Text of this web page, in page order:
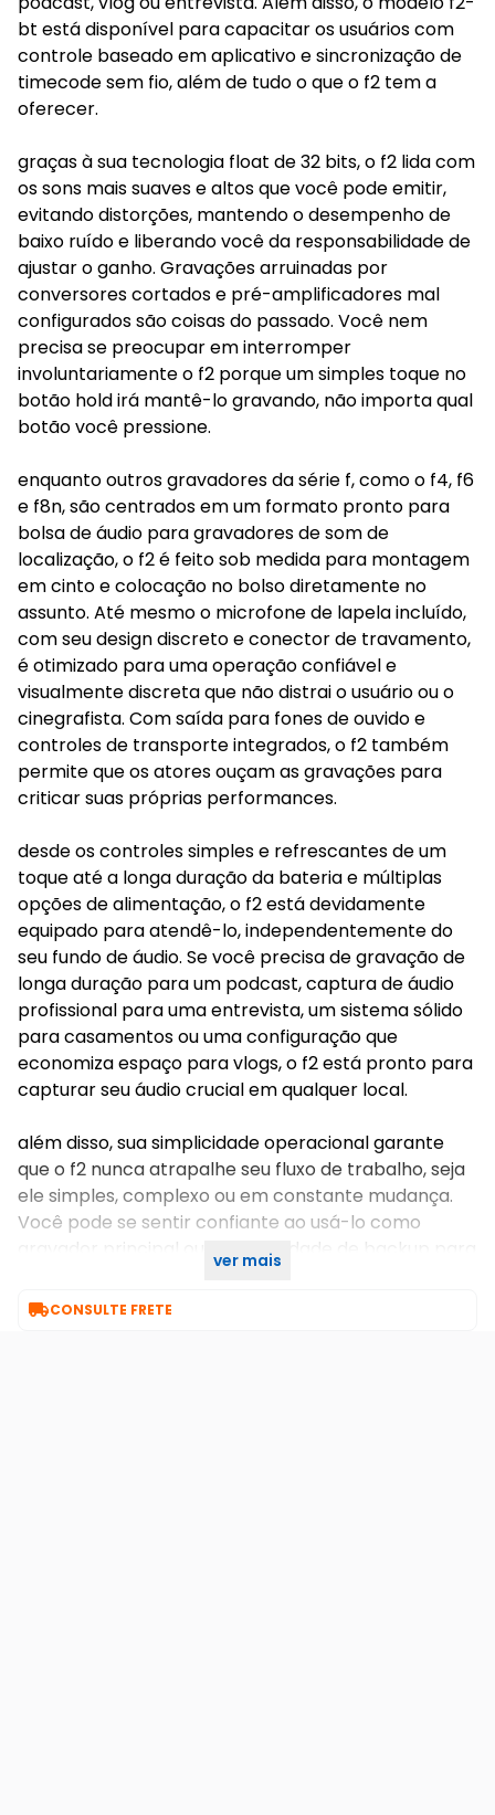
bt está disponível para capacitar os usuários com
controle baseado em aplicativo e sincronização de
timecode sem fio, além de tudo o que o f2 tem a
oferecer.
graças à sua tecnologia float de 32 bits, o f2 lida com
os sons mais suaves e altos que você pode emitir,
evitando distorções, mantendo o desempenho de
baixo ruído e liberando você da responsabilidade de
ajustar o ganho. Gravações arruinadas por
conversores cortados e pré-amplificadores mal
configurados são coisas do passado. Você nem
precisa se preocupar em interromper
involuntariamente o f2 porque um simples toque no
botão hold irá mantê-lo gravando, não importa qual
botão você pressione.
enquanto outros gravadores da série f, como o f4, f6
e f8n, são centrados em um formato pronto para
bolsa de áudio para gravadores de som de
localização, o f2 é feito sob medida para montagem
em cinto e colocação no bolso diretamente no
assunto. Até mesmo o microfone de lapela incluído,
com seu design discreto e conector de travamento,
é otimizado para uma operação confiável e
visualmente discreta que não distrai o usuário ou o
cinegrafista. Com saída para fones de ouvido e
controles de transporte integrados, o f2 também
permite que os atores ouçam as gravações para
criticar suas próprias performances.
desde os controles simples e refrescantes de um
toque até a longa duração da bateria e múltiplas
opções de alimentação, o f2 está devidamente
equipado para atendê-lo, independentemente do
seu fundo de áudio. Se você precisa de gravação de
longa duração para um podcast, captura de áudio
profissional para uma entrevista, um sistema sólido
para casamentos ou uma configuração que
economiza espaço para vlogs, o f2 está pronto para
capturar seu áudio crucial em qualquer local.
além disso, sua simplicidade operacional garante
que o f2 nunca atrapalhe seu fluxo de trabalho, seja
ele simples, complexo ou em constante mudança.
Você pode se sentir confiante ao usá-lo como
gravador principal ou como unidade de backup para
ver mais
CONSULTE FRETE